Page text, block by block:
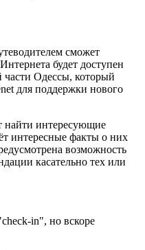
сможет
будет доступен
части Одессы, который
для поддержки нового
найти интересующие
интересные факты о них
возможность
касательно тех или
in", но вскоре